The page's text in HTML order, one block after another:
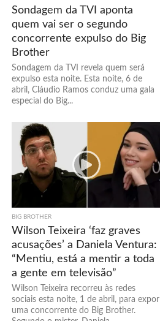
Sondagem da TVI aponta
quem vai ser o segundo
concorrente expulso do Big
Brother
Sondagem da TVI revela quem será
expulso esta noite. Esta noite, 6 de
abril, Cláudio Ramos conduz uma gala
especial do Big...
BIG BROTHER
Wilson Teixeira ‘faz graves
acusações’ a Daniela Ventura:
“Mentiu, está a mentir a toda
a gente em televisão”
Wilson Teixeira recorreu às redes
sociais esta noite, 1 de abril, para expor
uma concorrente do Big Brother.